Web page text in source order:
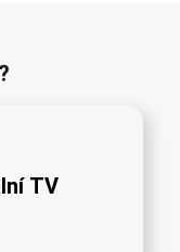
TV